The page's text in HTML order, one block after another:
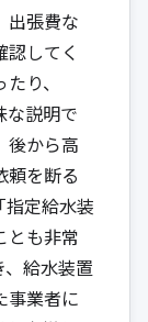
出張費な
してく
り、
な説明で
後から高
頼を断る
指定給水装
とも非常
給水装置
事業者に